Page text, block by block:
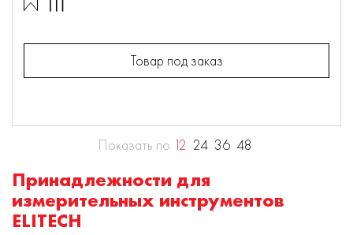
Товар под заказ
Показать по 12 24 36 48
Принадлежности для
измерительных инструментов
ELITECH